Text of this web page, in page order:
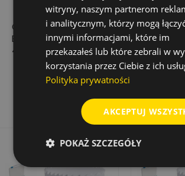
OTWORNICA HSS-
BIM. MULTI, ŚR. 111 MM,
4-6 Z/CAL
Cena
165,15 zł
Dodaj do koszyka
BIM.
MM, 4-6
witryny, naszym partnerom
i analitycznym, którzy mogą
innymi informacjami, które im
przekazałeś lub które zebrali w
korzystania przez Ciebie z ich
Polityka prywatności
AKCEPTUJ
POKAŻ SZCZEGÓŁY